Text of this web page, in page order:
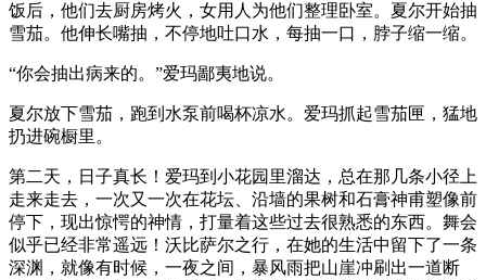
饭后，他们去厨房烤火，女用人为他们整理卧室。夏尔开始抽
雪茄。他伸长嘴抽，不停地吐口水，每抽一口，脖子缩一缩。
“你会抽出病来的。”爱玛鄙夷地说。
夏尔放下雪茄，跑到水泵前喝杯凉水。爱玛抓起雪茄匣，猛地
扔进碗橱里。
第二天，日子真长！爱玛到小花园里溜达，总在那几条小径上
走来走去，一次又一次在花坛、沿墙的果树和石膏神甫塑像前
停下，现出惊愕的神情，打量着这些过去很熟悉的东西。舞会
似乎已经非常遥远！沃比萨尔之行，在她的生活中留下了一条
深渊，就像有时候，一夜之间，暴风雨把山崖冲刷出一道断